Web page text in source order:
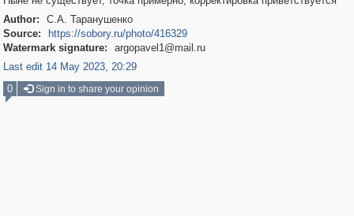
Author:
С.А. Таранушенко
Source:
https://sobory.ru/photo/416329
Watermark signature:
argopavel1@mail.ru
Last edit 14 May 2023, 20:29
0
Sign in to share your opinion